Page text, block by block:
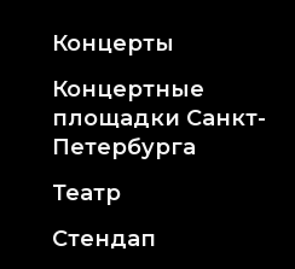
Концерты
Концертные
площадки Санкт-
Петербурга
Театр
Стендап